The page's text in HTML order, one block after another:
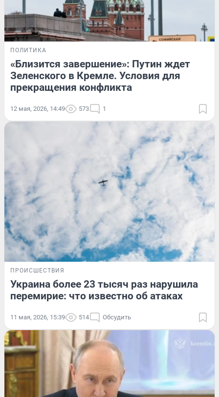
ПОЛИТИКА
«Близится завершение»: Путин ждет
Зеленского в Кремле. Условия для
прекращения конфликта
12 мая, 2026, 14:49 573 1
ПРОИСШЕСТВИЯ
Украина более 23 тысяч раз нарушила
перемирие: что известно об атаках
11 мая, 2026, 15:39 514 Обсудить